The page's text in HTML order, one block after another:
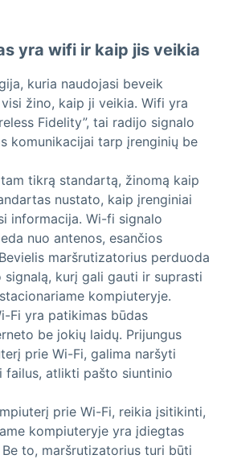
yra wifi ir kaip jis veikia
kuria naudojasi beveik
žino, kaip ji veikia. Wifi yra
Fidelity”, tai radijo signalo
komunikacijai tarp įrenginių be
tikrą standartą, žinomą kaip
nustato, kaip įrenginiai
informacija. Wi-fi signalo
nuo antenos, esančios
maršrutizatorius perduoda
kurį gali gauti ir suprasti
kompiuteryje.
Fi yra patikimas būdas
be jokių laidų. Prijungus
prie Wi-Fi, galima naršyti
failus, atlikti pašto siuntinio
prie Wi-Fi, reikia įsitikinti,
kompiuteryje yra įdiegtas
to, maršrutizatorius turi būti